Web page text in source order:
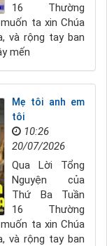
16 Thường
ta xin Chúa
và rộng tay ban
mến
Mẹ tôi anh em
tôi
10:26
20/07/2026
Qua Lời Tổng
Nguyện của
Thứ Ba Tuần
16 Thường
ta xin Chúa
và rộng tay ban